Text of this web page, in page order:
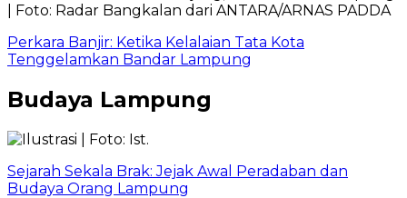
Perkara Banjir: Ketika Kelalaian Tata Kota
Tenggelamkan Bandar Lampung
Budaya Lampung
Sejarah Sekala Brak: Jejak Awal Peradaban dan
Budaya Orang Lampung